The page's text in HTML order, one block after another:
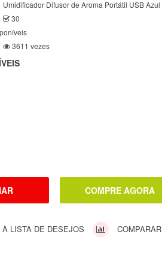
Umidificador Difusor de Aroma Portátil USB Azul
30
3611 vezes
LISTA DE DESEJOS COMPARAR